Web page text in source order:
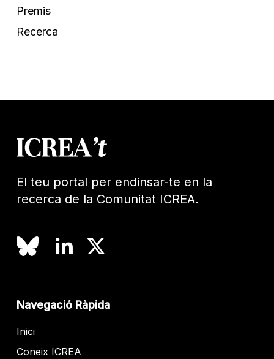
Premis
Recerca
El teu portal per endinsar-te en la
recerca de la Comunitat ICREA.
Navegació Ràpida
Inici
Coneix ICREA